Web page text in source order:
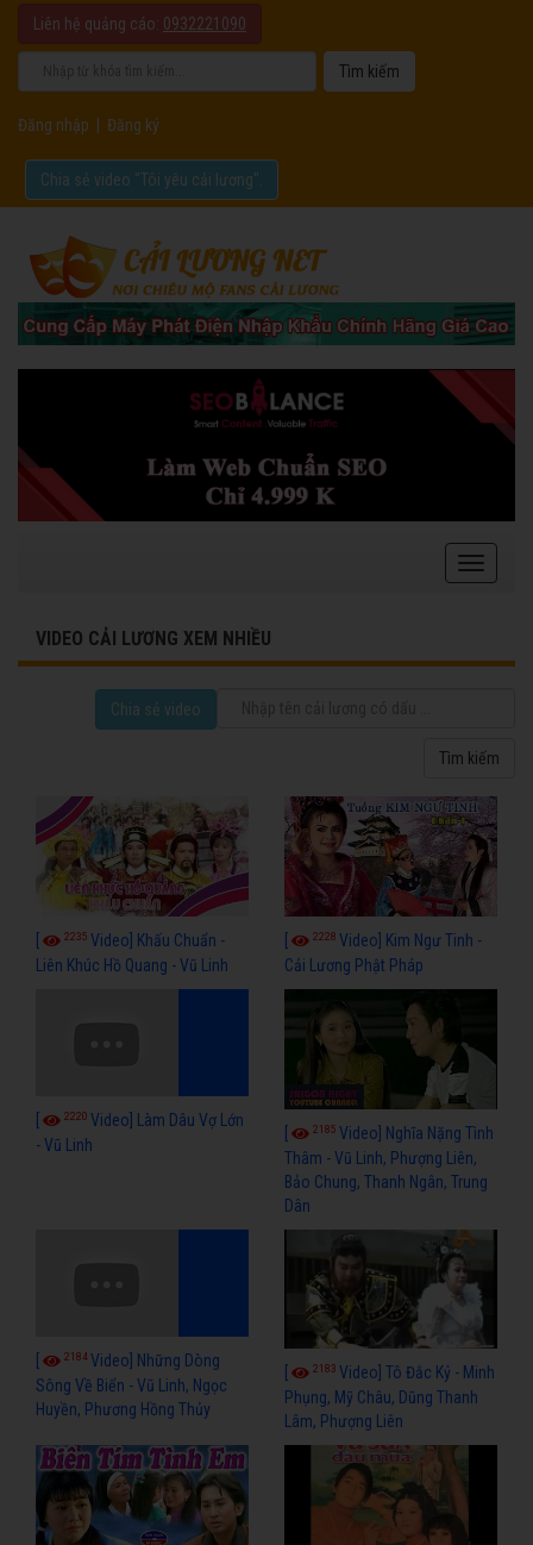
Liên hệ quảng cáo: 0932221090
Đăng nhập Đăng ký
Chia sẻ video "Tôi yêu cải lương".
VIDEO CẢI LƯƠNG XEM NHIỀU
Chia sẻ video
2235 Video] Khấu Chuẩn -
Liên Khúc Hồ Quang - Vũ Linh
2228 Video] Kim Ngư Tinh -
Cải Lương Phật Pháp
2220 Video] Làm Dâu Vợ Lớn
- Vũ Linh
[ 2185 Video] Nghĩa Nặng Tình
Thâm - Vũ Linh, Phượng Liên,
Bảo Chung, Thanh Ngân, Trung
Dân
[ 2184Video] Những Dòng
Sông Về Biển - Vũ Linh, Ngọc
Huyền, Phương Hồng Thủy
2183 Video] Tô Đắc Kỷ - Minh
Phụng, Mỹ Châu, Dũng Thanh
Lâm, Phượng Liên